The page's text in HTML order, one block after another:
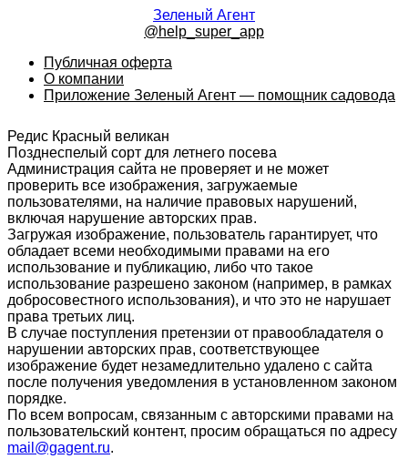
Зеленый Агент
@help_super_app
Публичная оферта
О компании
Приложение Зеленый Агент — помощник садовода
Редис Красный великан
Позднеспелый сорт для летнего посева
Администрация сайта не проверяет и не может
проверить все изображения, загружаемые
пользователями, на наличие правовых нарушений,
включая нарушение авторских прав.
Загружая изображение, пользователь гарантирует, что
обладает всеми необходимыми правами на его
использование и публикацию, либо что такое
использование разрешено законом (например, в рамках
добросовестного использования), и что это не нарушает
права третьих лиц.
В случае поступления претензии от правообладателя о
нарушении авторских прав, соответствующее
изображение будет незамедлительно удалено с сайта
после получения уведомления в установленном законом
порядке.
По всем вопросам, связанным с авторскими правами на
пользовательский контент, просим обращаться по адресу
mail@gagent.ru.